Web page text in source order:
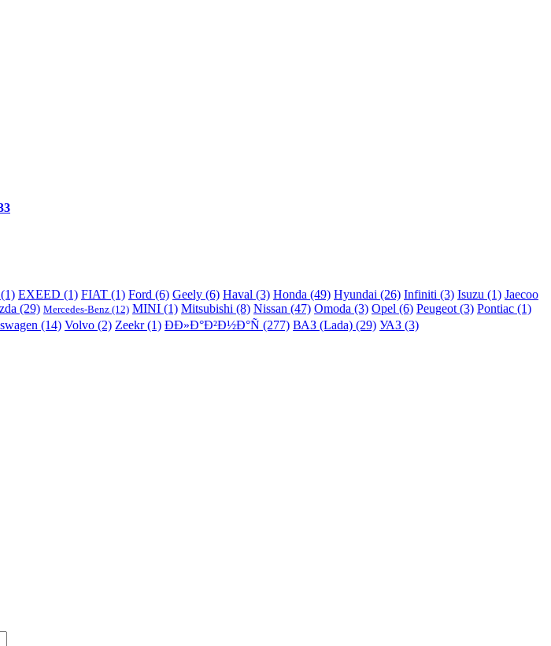
EXEED (1) FIAT (1) Ford (6) Geely (6) Haval (3) Honda (49) Hyundai (26) Infiniti (3) Isuzu (1) Jaecoo
(29) Mercedes-Benz (12) MINI (1) Mitsubishi (8) Nissan (47) Omoda (3) Opel (6) Peugeot (3) Pontiac (1)
(14) Volvo (2) Zeekr (1) ÐÐ»Ð°Ð²Ð½Ð°Ñ (277) ВАЗ (Lada) (29) УАЗ (3)